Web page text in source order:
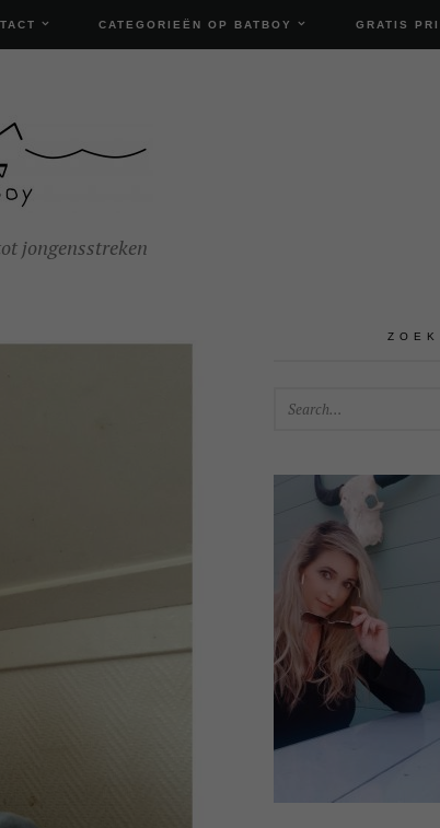
CATEGORIEËN OP BATBOY GRATIS
jongensstreken